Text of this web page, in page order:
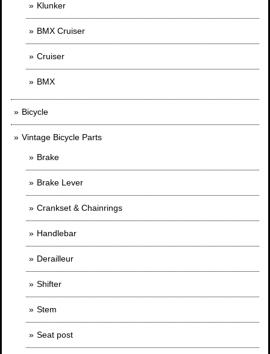
Klunker
BMX Cruiser
Cruiser
BMX
Bicycle
Vintage Bicycle Parts
Brake
Brake Lever
Crankset & Chainrings
Handlebar
Derailleur
Shifter
Stem
Seat post